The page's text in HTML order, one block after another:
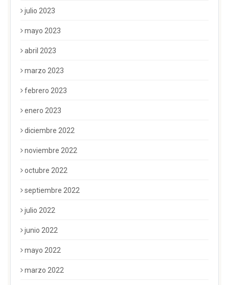
julio 2023
mayo 2023
abril 2023
marzo 2023
febrero 2023
enero 2023
diciembre 2022
noviembre 2022
octubre 2022
septiembre 2022
julio 2022
junio 2022
mayo 2022
marzo 2022